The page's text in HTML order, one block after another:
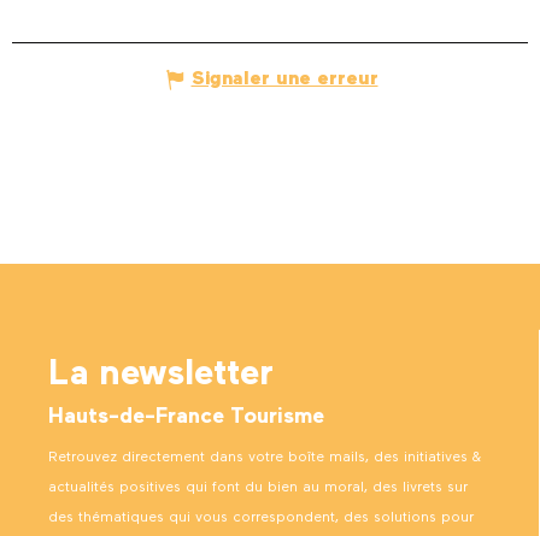
Signaler une erreur
La newsletter
Hauts-de-France Tourisme
Retrouvez directement dans votre boîte mails, des initiatives &
actualités positives qui font du bien au moral, des livrets sur
des thématiques qui vous correspondent, des solutions pour